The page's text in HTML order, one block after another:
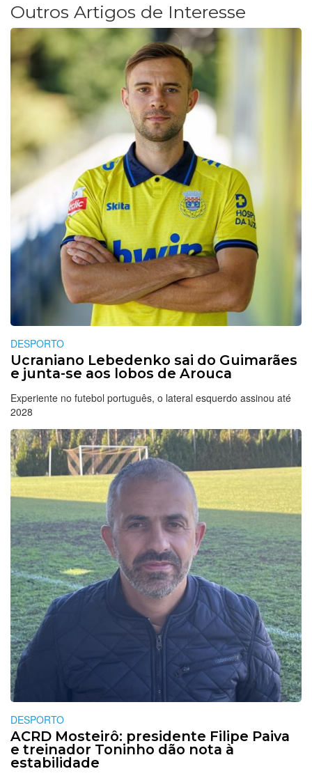
Outros Artigos de Interesse
DESPORTO
Ucraniano Lebedenko sai do Guimarães
e junta-se aos lobos de Arouca
Experiente no futebol português, o lateral esquerdo assinou até
2028
DESPORTO
ACRD Mosteirô: presidente Filipe Paiva
e treinador Toninho dão nota à
estabilidade